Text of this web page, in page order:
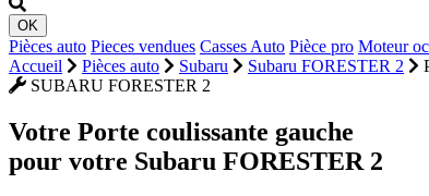
OK
Pièces auto Pieces vendues Casses Auto Pièce pro Moteur
Accueil
Pièces auto Subaru Subaru FORESTER 2
SUBARU FORESTER 2
Votre Porte coulissante gauche
pour votre Subaru FORESTER 2